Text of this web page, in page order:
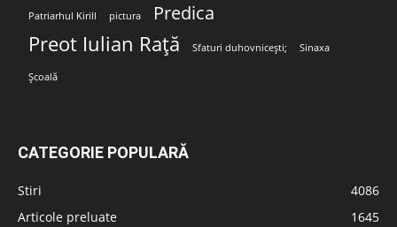
Patriarhul Kirill pictura Predica
Preot Iulian Rață Sfaturi duhovnicești; Sinaxa
Școală
CATEGORIE POPULARĂ
Stiri
4086
Articole preluate
1645